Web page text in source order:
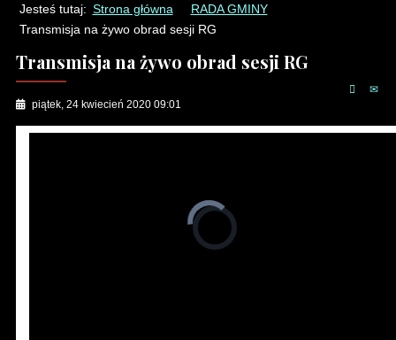
Jesteś tutaj: Strona główna
RADA GMINY
Transmisja na żywo obrad sesji RG
Transmisja na żywo obrad sesji RG
piątek, 24 kwiecień 2020 09:01